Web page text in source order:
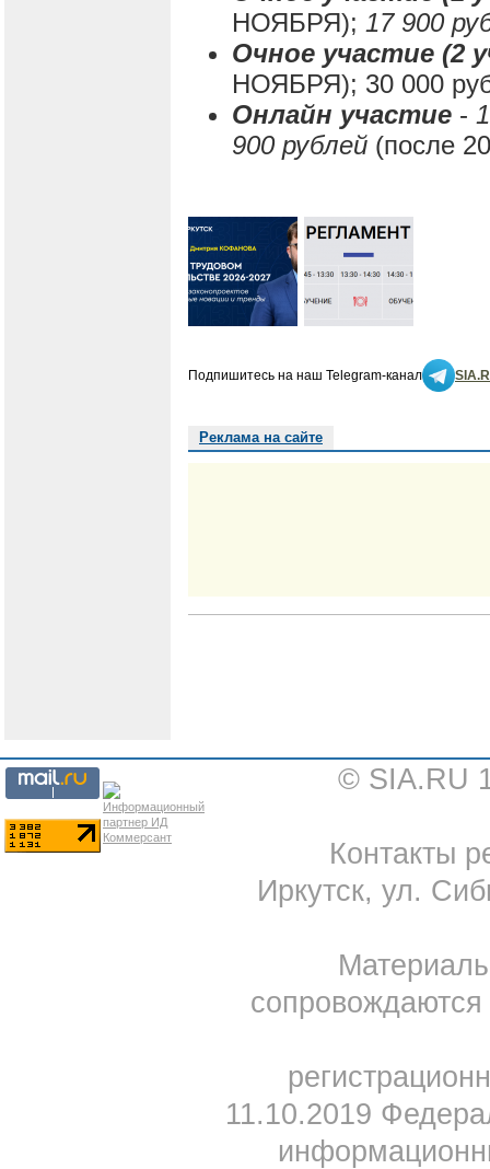
НОЯБРЯ); 17 900
Очное участие (2
НОЯБРЯ); 30 000
Онлайн участие -
900 рублей (после
Подпишитесь на наш Telegram-канал
Реклама на сайте
© SIA.RU
Контакты
Иркутск, ул.
11.10.2019